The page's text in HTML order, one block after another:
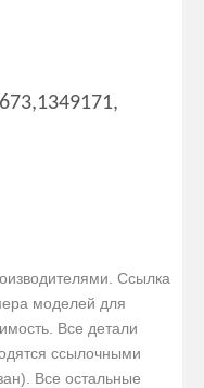
1349171,
Ссылка
моделей для
Все детали
ссылочными
Все остальные